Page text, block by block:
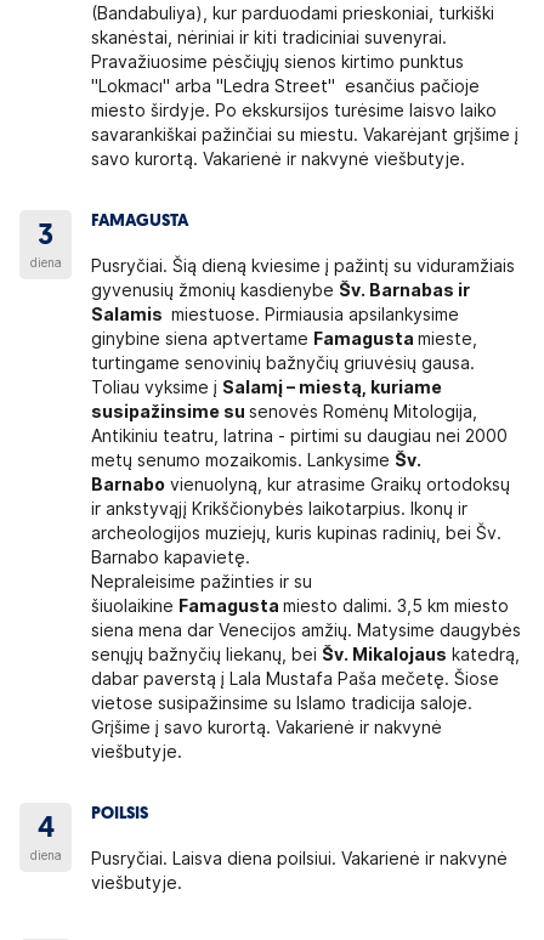
(Bandabuliya), kur parduodami prieskoniai, turkiški
skanėstai, nėriniai ir kiti tradiciniai suvenyrai.
Pravažiuosime pėsčiųjų sienos kirtimo punktus
"Lokmacı" arba "Ledra Street" esančius pačioje
miesto širdyje. Po ekskursijos turėsime laisvo laiko
savarankiškai pažinčiai su miestu. Vakarėjant grįšime į
savo kurortą. Vakarienė ir nakvynė viešbutyje.
3
diena
FAMAGUSTA
Pusryčiai. Šią dieną kviesime į pažintį su viduramžiais
gyvenusių žmonių kasdienybe Šv. Barnabas ir
Salamis miestuose. Pirmiausia apsilankysime
ginybine siena aptvertame Famagustamieste,
turtingame senovinių bažnyčių griuvėsių gausa.
Toliau vyksime į Salamį– miestą, kuriame
susipažinsime susenovės Romėnų Mitologija,
Antikiniu teatru, latrina - pirtimi su daugiau nei 2000
metų senumo mozaikomis. Lankysime Šv.
Barnabo vienuolyną, kur atrasime Graikų ortodoksų
ir ankstyvąjį Krikščionybės laikotarpius. Ikonų ir
archeologijos muziejų, kuris kupinas radinių, bei Šv.
Barnabo kapavietę.
Nepraleisime pažinties ir su
šiuolaikine Famagustamiesto dalimi. 3,5 km miesto
siena mena dar Venecijos amžių. Matysime daugybės
senųjų bažnyčių liekanų, bei Šv. Mikalojaus katedrą,
dabar paverstą į Lala Mustafa Paša mečetę. Šiose
vietose susipažinsime su Islamo tradicija saloje.
Grįšime į savo kurortą. Vakarienė ir nakvynė
viešbutyje.
4
diena
POILSIS
Pusryčiai. Laisva diena poilsiui. Vakarienė ir nakvynė
viešbutyje.